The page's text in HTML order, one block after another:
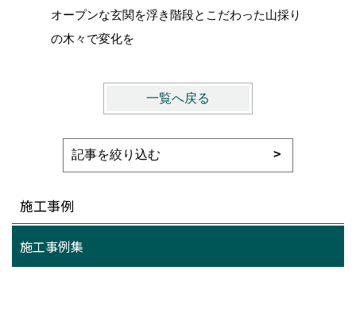
オープンな玄関を浮き階段とこだわった山採り
の木々で変化を
一覧へ戻る
施工事例
施工事例集